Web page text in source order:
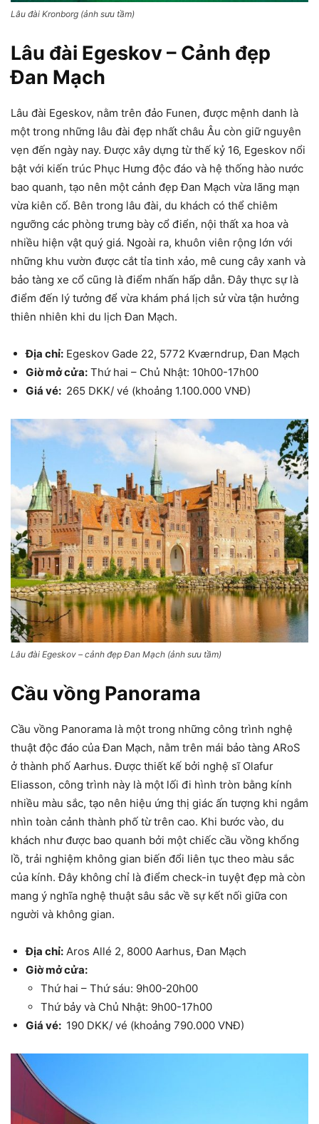
Lâu đài Kronborg (ảnh sưu tầm)
Lâu đài Egeskov – Cảnh đẹp
Đan Mạch
Lâu đài Egeskov, nằm trên đảo Funen, được mệnh danh là
một trong những lâu đài đẹp nhất châu Âu còn giữ nguyên
vẹn đến ngày nay. Được xây dựng từ thế kỷ 16, Egeskov nổi
bật với kiến trúc Phục Hưng độc đáo và hệ thống hào nước
bao quanh, tạo nên một cảnh đẹp Đan Mạch vừa lãng mạn
vừa kiên cố. Bên trong lâu đài, du khách có thể chiêm
ngưỡng các phòng trưng bày cổ điển, nội thất xa hoa và
nhiều hiện vật quý giá. Ngoài ra, khuôn viên rộng lớn với
những khu vườn được cắt tỉa tinh xảo, mê cung cây xanh và
bảo tàng xe cổ cũng là điểm nhấn hấp dẫn. Đây thực sự là
điểm đến lý tưởng để vừa khám phá lịch sử vừa tận hưởng
thiên nhiên khi du lịch Đan Mạch.
Địa chỉ: Egeskov Gade 22, 5772 Kværndrup, Đan Mạch
Giờ mở cửa: Thứ hai – Chủ Nhật: 10h00-17h00
Giá vé: 265 DKK/ vé (khoảng 1.100.000 VNĐ)
Lâu đài Egeskov – cảnh đẹp Đan Mạch (ảnh sưu tầm)
Cầu vồng Panorama
Cầu vồng Panorama là một trong những công trình nghệ
thuật độc đáo của Đan Mạch, nằm trên mái bảo tàng ARoS
ở thành phố Aarhus. Được thiết kế bởi nghệ sĩ Olafur
Eliasson, công trình này là một lối đi hình tròn bằng kính
nhiều màu sắc, tạo nên hiệu ứng thị giác ấn tượng khi ngắm
nhìn toàn cảnh thành phố từ trên cao. Khi bước vào, du
khách như được bao quanh bởi một chiếc cầu vồng khổng
lồ, trải nghiệm không gian biến đổi liên tục theo màu sắc
của kính. Đây không chỉ là điểm check-in tuyệt đẹp mà còn
mang ý nghĩa nghệ thuật sâu sắc về sự kết nối giữa con
người và không gian.
Địa chỉ: Aros Allé 2, 8000 Aarhus, Đan Mạch
Giờ mở cửa:
Thứ hai – Thứ sáu: 9h00-20h00
Thứ bảy và Chủ Nhật: 9h00-17h00
Giá vé: 190 DKK/ vé (khoảng 790.000 VNĐ)